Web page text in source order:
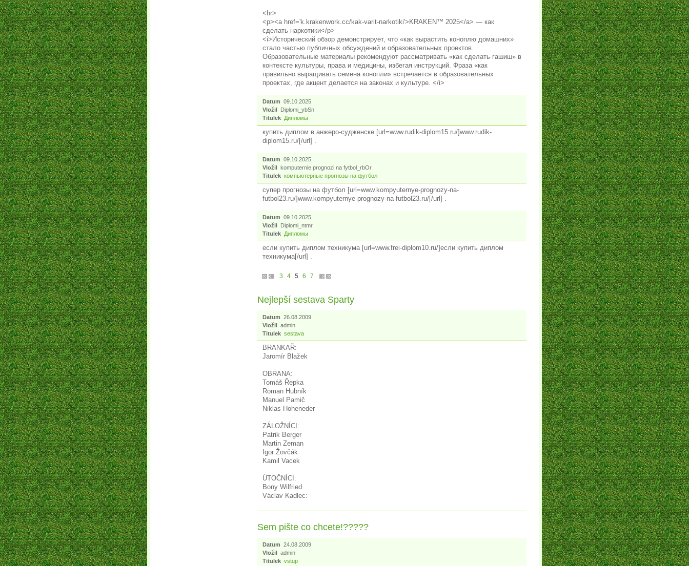
<hr>
<p><a href='k.krakenwork.cc/kak-varit-narkotiki'>KRAKEN™ 2025</a> — как
сделать наркотики</p>
<i>Исторический обзор демонстрирует, что «как вырастить коноплю домашних»
стало частью публичных обсуждений и образовательных проектов.
Образовательные материалы рекомендуют рассматривать «как сделать гашиш» в
контексте культуры, права и медицины, избегая инструкций. Фраза «как
правильно выращивать семена конопли» встречается в образовательных
проектах, где акцент делается на законах и культуре. </i>
Datum 09.10.2025
Vložil Diplomi_ybSn
Titulek Дипломы
купить диплом в анжеро-судженске [url=www.rudik-diplom15.ru/]www.rudik-
diplom15.ru/[/url] .
Datum 09.10.2025
Vložil komputernie prognozi na fytbol_rbOr
Titulek компьютерные прогнозы на футбол
супер прогнозы на футбол [url=www.kompyuternye-prognozy-na-
futbol23.ru/]www.kompyuternye-prognozy-na-futbol23.ru/[/url] .
Datum 09.10.2025
Vložil Diplomi_ntmr
Titulek Дипломы
если купить диплом техникума [url=www.frei-diplom10.ru/]если купить диплом
техникума[/url] .
3 4 5 6 7
Nejlepší sestava Sparty
Datum 26.08.2009
Vložil admin
Titulek sestava
BRANKAŘ:
Jaromír Blažek
OBRANA:
Tomáš Řepka
Roman Hubník
Manuel Pamič
Niklas Hoheneder
ZÁLOŽNÍCI:
Patrik Berger
Martin Zeman
Igor Žovčák
Kamil Vacek
ÚTOČNÍCI:
Bony Wilfried
Václav Kadlec:
Sem pište co chcete!?????
Datum 24.08.2009
Vložil admin
Titulek vstup